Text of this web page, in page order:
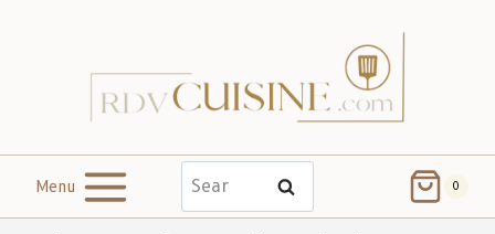
Menu Search 0